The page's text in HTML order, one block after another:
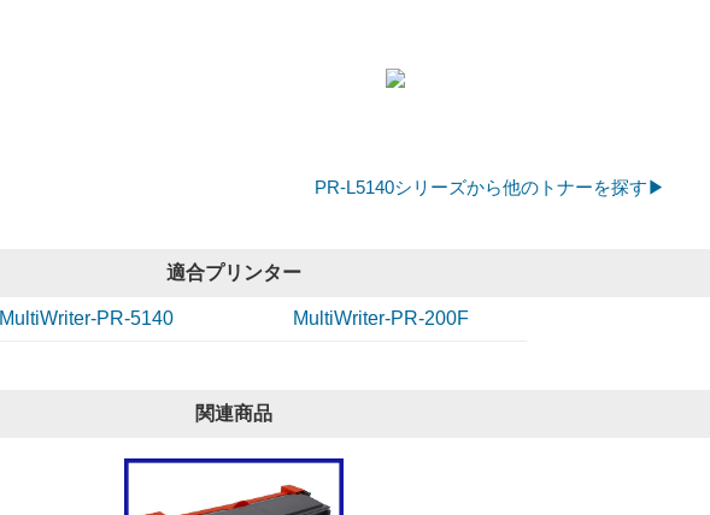
PR-L5140シリーズから他のトナーを探す▶
適合プリンター
MultiWriter-PR-5140 MultiWriter-PR-200F
関連商品